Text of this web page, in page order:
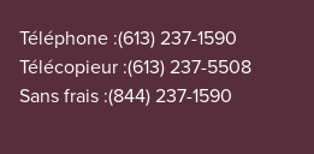
Téléphone :(613) 237-1590
Télécopieur :(613) 237-5508
Sans frais :(844) 237-1590